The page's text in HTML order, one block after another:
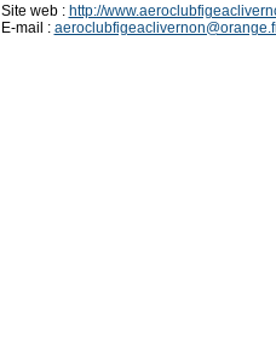
Site web : http://
E-mail :